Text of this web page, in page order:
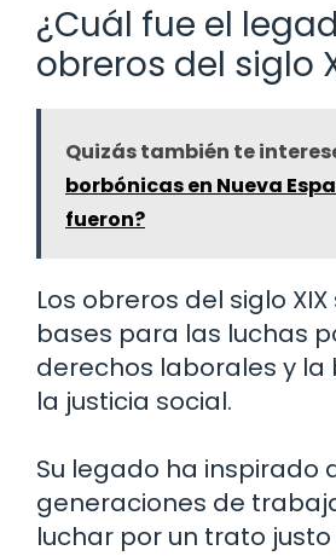
¿Cuál fue el
obreros del siglo
Quizás también te
borbónicas en Nueva
fueron?
Los obreros del siglo
bases para las luchas
derechos laborales y la
la justicia social.
Su legado ha inspirado
generaciones de
luchar por un trato